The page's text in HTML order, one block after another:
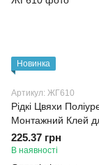
Новинка
Артикул: ЖГ610
Рідкі Цвяхи
Монтажний Клей
експрес-монтажу
225.37 грн
В наявності